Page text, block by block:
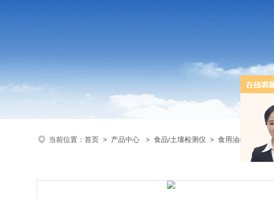
当前位置： 首页 > 产品中心 > 食品/土壤检测仪 > 食用油检测仪 >